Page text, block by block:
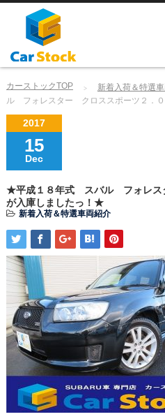
カーストックTOP 新着入荷＆特選
ル フォレスター クロススポーツ２．
2017
15
Dec
★平成１８年式 スバル フォレス
が入庫しましたっ！★
新着入荷＆特選車両紹介